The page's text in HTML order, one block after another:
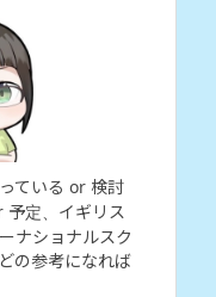
ている or 検討
予定、イギリス
ナショナルスク
の参考になれば